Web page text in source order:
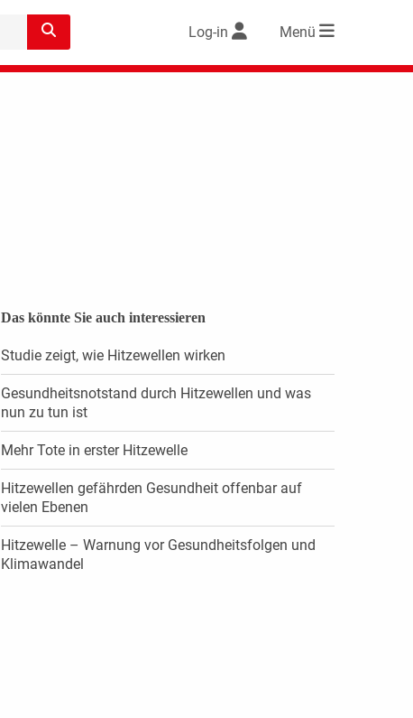
Log-in Menü
Das könnte Sie auch interessieren
Studie zeigt, wie Hitzewellen wirken
Gesundheitsnotstand durch Hitzewellen und was
nun zu tun ist
Mehr Tote in erster Hitzewelle
Hitzewellen gefährden Gesundheit offenbar auf
vielen Ebenen
Hitzewelle – Warnung vor Gesundheitsfolgen und
Klimawandel